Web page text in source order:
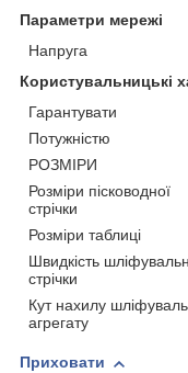
Параметри мережі
Напруга
Користувальницькі
Гарантувати
Потужністю
РОЗМІРИ
Розміри пісководної
стрічки
Розміри таблиці
Швидкість
стрічки
Кут нахилу
агрегату
Приховати